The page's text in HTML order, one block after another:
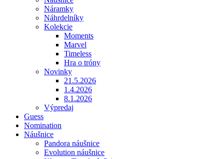
Náramky
Náhrdelníky
Kolekcie
Moments
Marvel
Timeless
Hra o tróny
Novinky
21.5.2026
1.4.2026
8.1.2026
Výpredaj
Guess
Nomination
Náušnice
Pandora náušnice
Evolution náušnice